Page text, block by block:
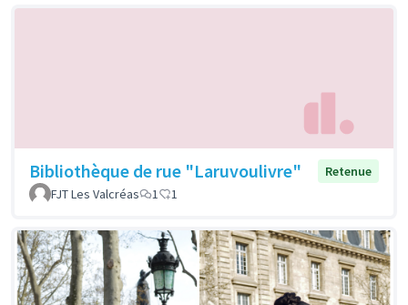
Bibliothèque de rue "Laruvoulivre"
Retenue
FJT Les Valcréas
1 1